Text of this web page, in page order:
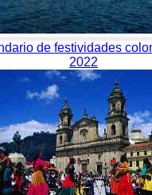
de festividades
2022